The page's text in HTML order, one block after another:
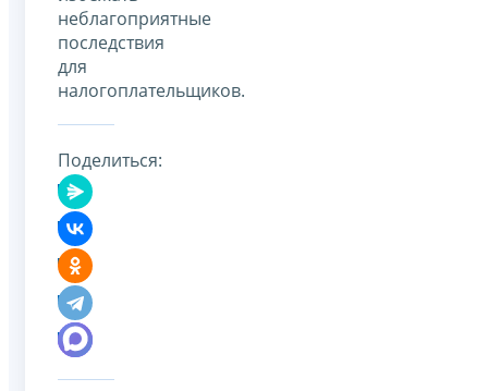
неблагоприятные
последствия
для
налогоплательщиков.
Поделиться: